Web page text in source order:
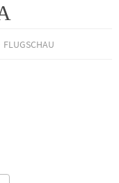
FLUGSCHAU